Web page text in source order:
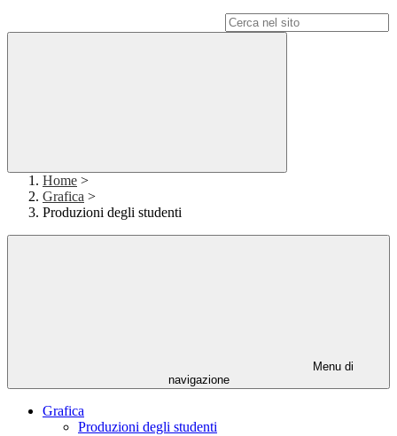
Home >
Grafica >
Produzioni degli studenti
Menu di
navigazione
Grafica
Produzioni degli studenti